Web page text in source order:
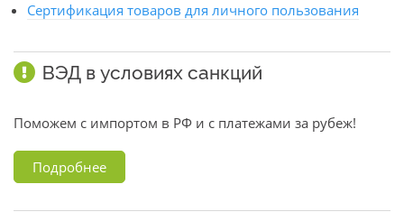
Сертификация товаров для личного пользования
ВЭД в условиях санкций
Поможем с импортом в РФ и с платежами за рубеж!
Подробнее